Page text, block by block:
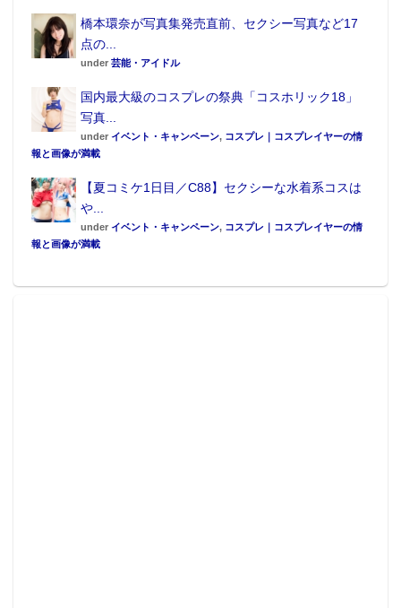
最後は丹下桜さん、原田ひとみさんによる第2話の各ガ
ールによる予告編のアフレコを実施。2話以降の期待感
も膨らむ内容となった。
橋本環奈が写真集発売直前、セクシー写真など17
点の...
under 芸能・アイドル
国内最大級のコスプレの祭典「コスホリック18」
写真...
under イベント・キャンペーン, コスプレ｜コスプレイヤーの情
報と画像が満載
【夏コミケ1日目／C88】セクシーな水着系コスは
や...
under イベント・キャンペーン, コスプレ｜コスプレイヤーの情
報と画像が満載